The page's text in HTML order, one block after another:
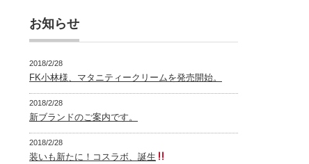
お知らせ
2018/2/28
FK小林様、マタニティークリームを発売開始。
2018/2/28
新ブランドのご案内です。
2018/2/28
装いも新たに！コスラボ、誕生